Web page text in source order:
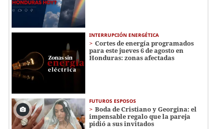
INTERRUPCIÓN ENERGÉTICA
Cortes de energía programados
para este jueves 6 de agosto en
Honduras: zonas afectadas
FUTUROS ESPOSOS
Boda de Cristiano y Georgina: el
impensable regalo que la pareja
pidió a sus invitados